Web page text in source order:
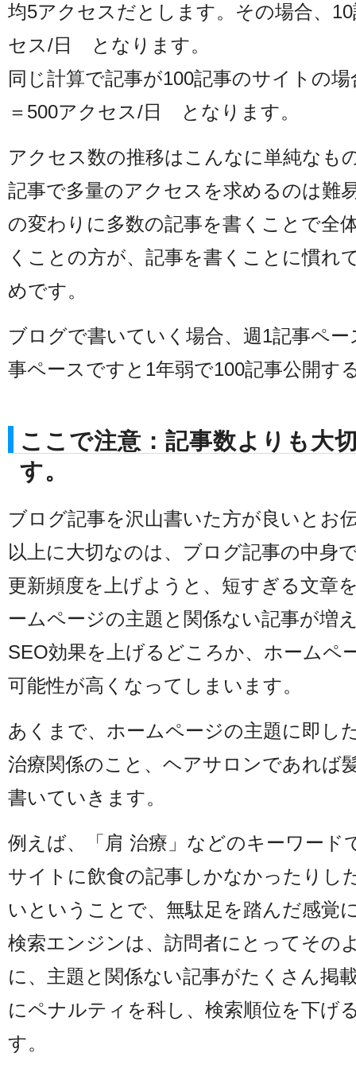
均5アクセスだとします。その場合、
セス/日 となります。
同じ計算で記事が100記事のサイトの
＝500アクセス/日 となります。
アクセス数の推移はこんなに単純なも
記事で多量のアクセスを求めるのは難
の変わりに多数の記事を書くことで全
くことの方が、記事を書くことに慣れ
めです。
ブログで書いていく場合、週1記事ペ
事ペースですと1年弱で100記事公開す
ここで注意：記事数よりも大
す。
ブログ記事を沢山書いた方が良いとお
以上に大切なのは、ブログ記事の中身
更新頻度を上げようと、短すぎる文章
ームページの主題と関係ない記事が増
SEO効果を上げるどころか、ホームペ
可能性が高くなってしまいます。
あくまで、ホームページの主題に即し
治療関係のこと、ヘアサロンであれば
書いていきます。
例えば、「肩 治療」などのキーワード
サイトに飲食の記事しかなかったりし
いということで、無駄足を踏んだ感覚
検索エンジンは、訪問者にとってその
に、主題と関係ない記事がたくさん掲
にペナルティを科し、検索順位を下げ
す。